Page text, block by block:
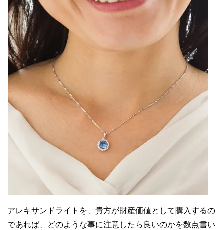
アレキサンドライトを、貴方が財産価値として購入するの
であれば、どのような事に注意したら良いのかを数点書い